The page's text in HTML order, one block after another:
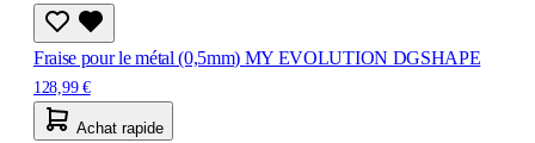
Fraise pour le métal (0,5mm) MY EVOLUTION DGSHAPE
128,99 €
Achat rapide